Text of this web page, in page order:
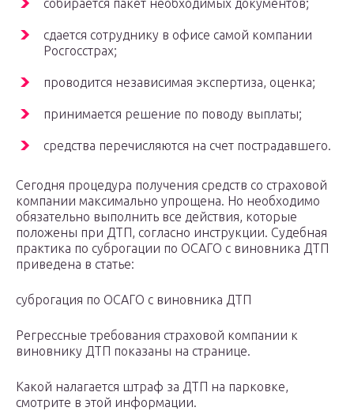
собирается пакет необходимых документов;
сдается сотруднику в офисе самой компании
Росгосстрах;
проводится независимая экспертиза, оценка;
принимается решение по поводу выплаты;
средства перечисляются на счет пострадавшего.
Сегодня процедура получения средств со страховой
компании максимально упрощена. Но необходимо
обязательно выполнить все действия, которые
положены при ДТП, согласно инструкции. Судебная
практика по суброгации по ОСАГО с виновника ДТП
приведена в статье:
суброгация по ОСАГО с виновника ДТП
Регрессные требования страховой компании к
виновнику ДТП показаны на странице.
Какой налагается штраф за ДТП на парковке,
смотрите в этой информации.